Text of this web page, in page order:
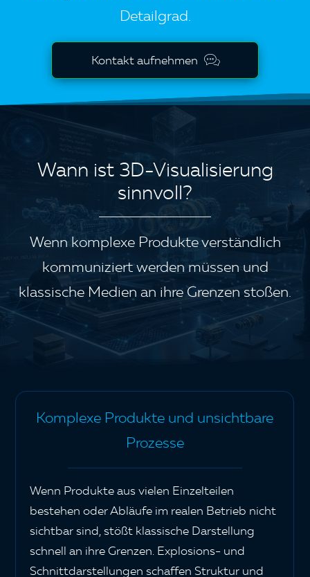
Detailgrad.
Kontakt aufnehmen
Wann ist 3D-Visualisierung
sinnvoll?
Wenn komplexe Produkte verständlich
kommuniziert werden müssen und
klassische Medien an ihre Grenzen stoßen.
Komplexe Produkte und unsichtbare
Prozesse
Wenn Produkte aus vielen Einzelteilen
bestehen oder Abläufe im realen Betrieb nicht
sichtbar sind, stößt klassische Darstellung
schnell an ihre Grenzen. Explosions- und
Schnittdarstellungen schaffen Struktur und